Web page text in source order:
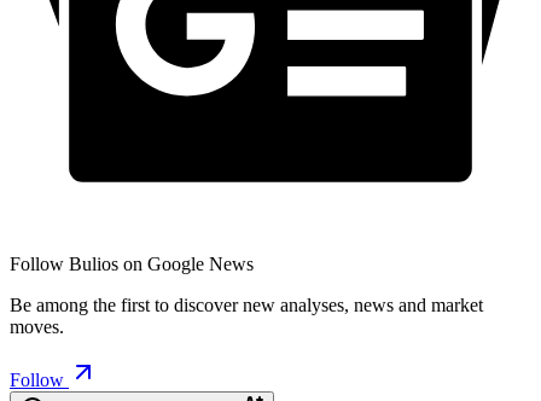
Follow Bulios on Google News
Be among the first to discover new analyses, news and market
moves.
Follow